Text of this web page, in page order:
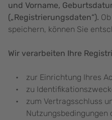
und Vorname,
(„Registrierungsdaten“).
speichern, können Sie
Wir verarbeiten Ihre
zur Einrichtung Ihres
zu
zum Vertragsschluss
Nutzungsbedingungen